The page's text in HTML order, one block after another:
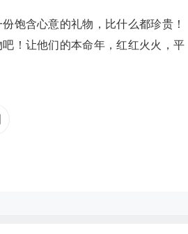
饱含心意的礼物，比什么都珍贵！
！让他们的本命年，红红火火，平